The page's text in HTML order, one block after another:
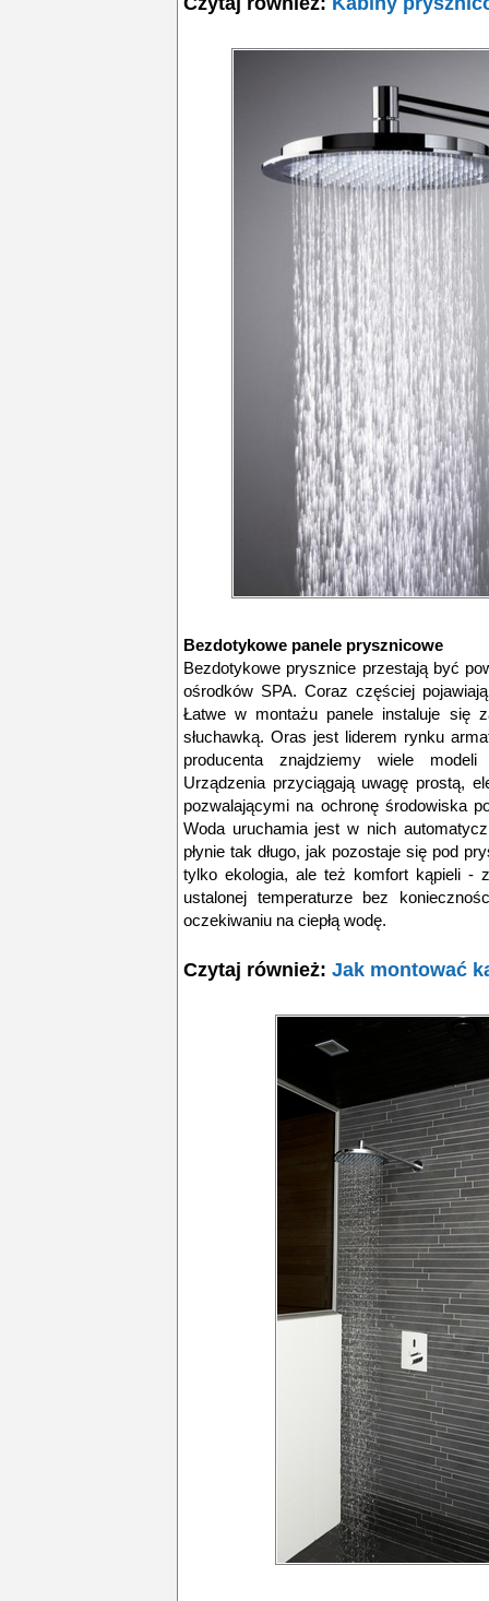
Bezdotykowe panele prysznicowe
Bezdotykowe prysznice przestają być
ośrodków SPA. Coraz częściej
Łatwe w montażu panele instaluje się
słuchawką. Oras jest liderem rynku
producenta znajdziemy wiele
Urządzenia przyciągają uwagę prostą,
pozwalającymi na ochronę środowiska
Woda uruchamia jest w nich
płynie tak długo, jak pozostaje się pod
tylko ekologia, ale też komfort kąpieli -
ustalonej temperaturze bez
oczekiwaniu na ciepłą wodę.
Czytaj również: Jak montować